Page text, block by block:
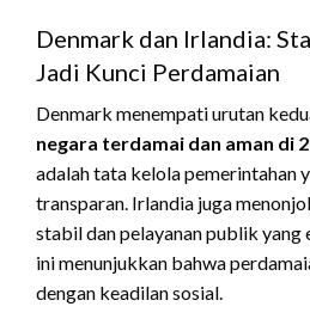
Denmark dan Irlandia:
Jadi Kunci Perdamaian
Denmark menempati urutan
negara terdamai dan aman di
adalah tata kelola pemerintahan
transparan. Irlandia juga
stabil dan pelayanan publik yang
ini menunjukkan bahwa
dengan keadilan sosial.